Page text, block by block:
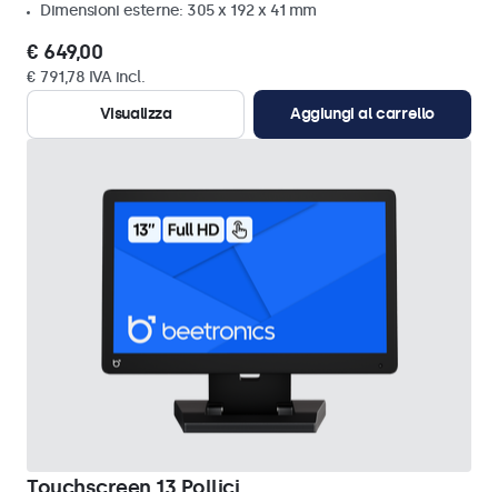
Dimensioni esterne: 305 x 192 x 41 mm
€ 649,00
€ 791,78 IVA incl.
Visualizza
Aggiungi al carrello